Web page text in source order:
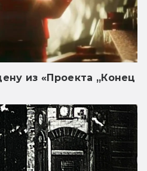
из «Проекта „Конец